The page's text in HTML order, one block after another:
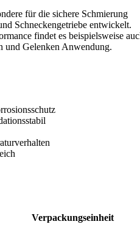
für die sichere Schmierung
Schneckengetriebe entwickelt.
findet es beispielsweise
und Gelenken Anwendung.
Verpackungseinheit